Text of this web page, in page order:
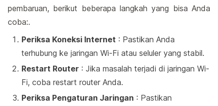
pembaruan, berikut beberapa langkah yang bisa Anda
coba:.
Periksa Koneksi Internet : Pastikan Anda
terhubung ke jaringan Wi-Fi atau seluler yang stabil.
Restart Router : Jika masalah terjadi di jaringan Wi-
Fi, coba restart router Anda.
Periksa Pengaturan Jaringan : Pastikan